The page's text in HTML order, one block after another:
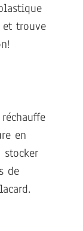
trouve
en
stocker
de